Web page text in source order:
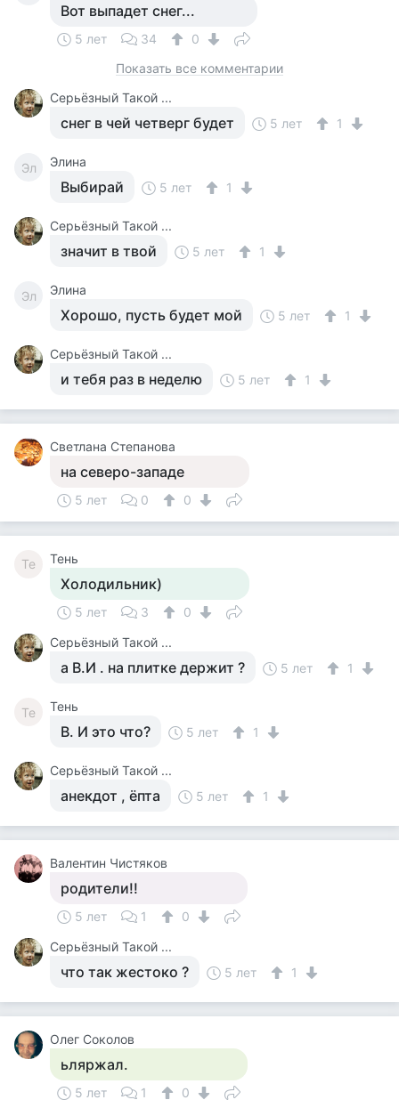
Вот выпадет снег...
5 лет 34
0
Показать все комментарии
Серьёзный Такой ...
снег в чей четверг будет 5 лет 1
Эл Элина
Выбирай 5 лет 1
Серьёзный Такой ...
значит в твой 5 лет 1
Эл Элина
Хорошо, пусть будет мой 5 лет 1
Серьёзный Такой ...
и тебя раз в неделю 5 лет 1
Светлана Степанова
на северо-западе
5 лет 0 0
Те Тень
Холодильник)
5 лет 3
0
Серьёзный Такой ...
а В.И . на плитке держит ? 5 лет 1
Те Тень
В. И это что? 5 лет 1
Серьёзный Такой ...
анекдот , ёпта 5 лет 1
Валентин Чистяков
родители!!
5 лет 1
0
Серьёзный Такой ...
что так жестоко ? 5 лет 1
Олег Соколов
ьляржал.
5 лет 1 0